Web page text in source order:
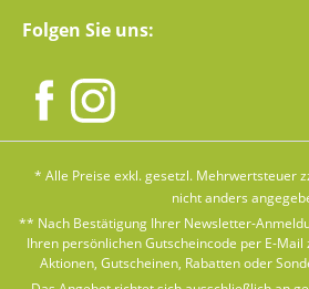
Folgen Sie uns:
* Alle Preise exkl. gesetzl. Mehrwertsteuer
nicht anders
** Nach Bestätigung Ihrer Newsletter-
Ihren persönlichen Gutscheincode per E-
Aktionen, Gutscheinen, Rabatten oder